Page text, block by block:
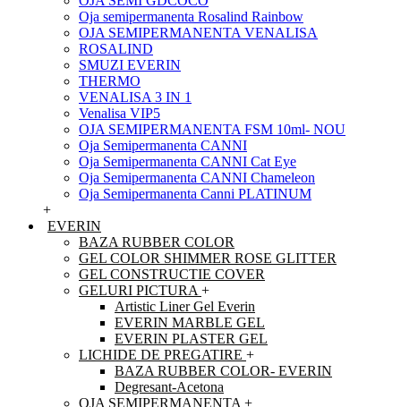
Oja semipermanenta Rosalind Rainbow
OJA SEMIPERMANENTA VENALISA
ROSALIND
SMUZI EVERIN
THERMO
VENALISA 3 IN 1
Venalisa VIP5
OJA SEMIPERMANENTA FSM 10ml- NOU
Oja Semipermanenta CANNI
Oja Semipermanenta CANNI Cat Eye
Oja Semipermanenta CANNI Chameleon
Oja Semipermanenta Canni PLATINUM
+
EVERIN
BAZA RUBBER COLOR
GEL COLOR SHIMMER ROSE GLITTER
GEL CONSTRUCTIE COVER
GELURI PICTURA +
Artistic Liner Gel Everin
EVERIN MARBLE GEL
EVERIN PLASTER GEL
LICHIDE DE PREGATIRE +
BAZA RUBBER COLOR- EVERIN
Degresant-Acetona
OJA SEMIPERMANENTA +